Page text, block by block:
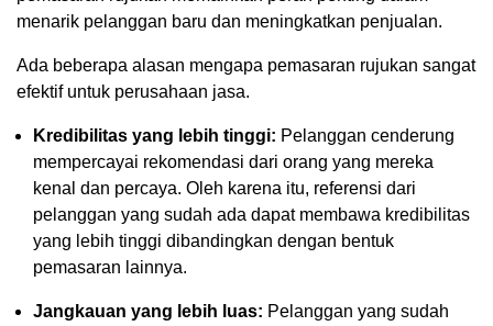
menarik pelanggan baru dan meningkatkan penjualan.
Ada beberapa alasan mengapa pemasaran rujukan sangat
efektif untuk perusahaan jasa.
Kredibilitas yang lebih tinggi: Pelanggan cenderung
mempercayai rekomendasi dari orang yang mereka
kenal dan percaya. Oleh karena itu, referensi dari
pelanggan yang sudah ada dapat membawa kredibilitas
yang lebih tinggi dibandingkan dengan bentuk
pemasaran lainnya.
Jangkauan yang lebih luas: Pelanggan yang sudah